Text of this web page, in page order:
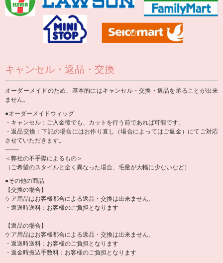
キャンセル・返品・交換
オーダーメイドのため、基本的にはキャンセル・交換・返品を承ることが出来
ません。
●オーダーメイドウィッグ
・キャンセル：ご入金後でも、カットを行う前であれば可能です。
・返品交換：下記の場合にはお作り直し（場合によってはご返金）にてご対応
させていただきます。
-------
＜弊社の不手際によるもの＞
（ご希望のスタイルと全く異なった場合、毛量が大幅に少ないなど）
●その他の商品
【交換の場合】
ケア用品はお客様都合による返品・交換は出来ません。
・返送時送料：お客様のご負担となります
【返品の場合】
ケア用品はお客様都合による返品・交換は出来ません。
・返送時送料：お客様のご負担となります
・返金時振込手数料：お客様のご負担となります